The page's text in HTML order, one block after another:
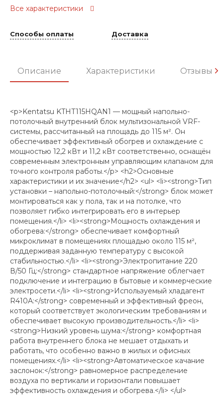
Все характеристики
Способы оплаты Доставка
Описание Характеристики Отзывы
<p>Kentatsu KTHT115HQAN1 — мощный напольно-
потолочный внутренний блок мультизональной VRF-
системы, рассчитанный на площадь до 115 м². Он
обеспечивает эффективный обогрев и охлаждение с
мощностью 12,2 кВт и 11,2 кВт соответственно, оснащён
современным электронным управляющим клапаном для
точного контроля работы.</p> <h2>Основные
характеристики и их значение</h2> <ul> <li><strong>Тип
установки – напольно-потолочный:</strong> блок может
монтироваться как у пола, так и на потолке, что
позволяет гибко интегрировать его в интерьер
помещения.</li> <li><strong>Мощность охлаждения и
обогрева:</strong> обеспечивает комфортный
микроклимат в помещениях площадью около 115 м²,
поддерживая заданную температуру с высокой
стабильностью.</li> <li><strong>Электропитание 220
В/50 Гц:</strong> стандартное напряжение облегчает
подключение и интеграцию в бытовые и коммерческие
электросети.</li> <li><strong>Используемый хладагент
R410A:</strong> современный и эффективный фреон,
который соответствует экологическим требованиям и
обеспечивает высокую производительность.</li> <li>
<strong>Низкий уровень шума:</strong> комфортная
работа внутреннего блока не мешает отдыхать и
работать, что особенно важно в жилых и офисных
помещениях.</li> <li><strong>Автоматическое качание
заслонок:</strong> равномерное распределение
воздуха по вертикали и горизонтали повышает
эффективность охлаждения и обогрева.</li> </ul>